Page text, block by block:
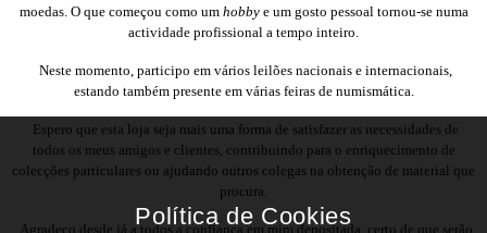
moedas. O que começou como um hobbye um gosto pessoal tornou-se numa
actividade profissional a tempo inteiro.
Neste momento, participo em vários leilões nacionais e internacionais,
estando também presente em várias feiras de numismática.
Espero que esta loja seja mais uma forma de satisfazer as necessidades de
todos os meus amigos e clientes, contribuindo para o enriquecimento de
colecções particulares ou ajudando outros colegas na obtenção de material que
procura.
Agradeço desde já a todos a confiança em mim depositada, certo de que serão